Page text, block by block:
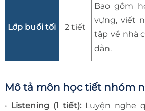
Lớp buổi tối 2 tiết
Bao gồm
vựng, viết
tập về nhà
dẫn.
Mô tả môn học tiết nhóm
• Listening (1 tiết):Luyện nghe